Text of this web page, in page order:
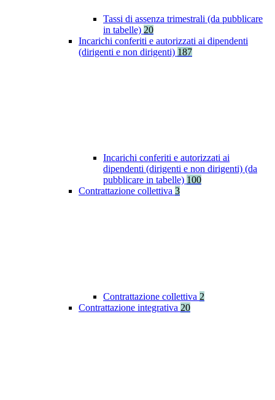
Tassi di assenza trimestrali (da pubblicare
in tabelle) 20
Incarichi conferiti e autorizzati ai dipendenti
(dirigenti e non dirigenti) 187
Incarichi conferiti e autorizzati ai
dipendenti (dirigenti e non dirigenti) (da
pubblicare in tabelle) 100
Contrattazione collettiva 3
Contrattazione collettiva 2
Contrattazione integrativa 20